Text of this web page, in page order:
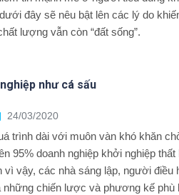
đây sẽ nêu bật lên các lý do
lượng vẫn còn “đất sống”.
như cá sấu
24/03/2020
trình dài với muôn vàn khó khăn
95% doanh nghiệp khởi nghiệp thất
vì vậy, các nhà sáng lập, người điều
những chiến lược và phương kế phù